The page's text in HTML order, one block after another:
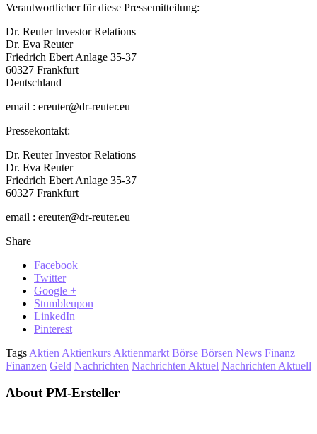
Verantwortlicher für diese Pressemitteilung:
Dr. Reuter Investor Relations
Dr. Eva Reuter
Friedrich Ebert Anlage 35-37
60327 Frankfurt
Deutschland
email : ereuter@dr-reuter.eu
Pressekontakt:
Dr. Reuter Investor Relations
Dr. Eva Reuter
Friedrich Ebert Anlage 35-37
60327 Frankfurt
email : ereuter@dr-reuter.eu
Share
Facebook
Twitter
Google +
Stumbleupon
LinkedIn
Pinterest
Tags Aktien Aktienkurs Aktienmarkt Börse Börsen News Finanz
Finanzen Geld Nachrichten Nachrichten Aktuel Nachrichten Aktuell
About PM-Ersteller